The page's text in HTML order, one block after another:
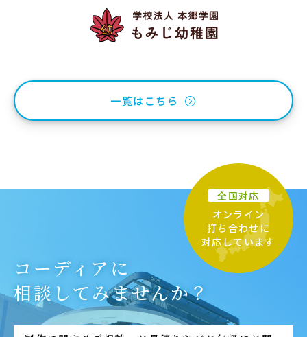
一覧はこちら
コーディアに
相談してみませんか？
全国対応
オンライン
打ち合わせに
対応しています